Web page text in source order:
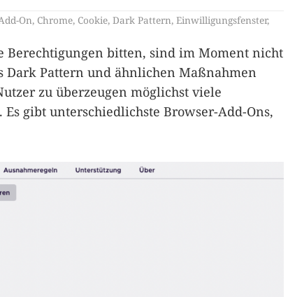
On, Chrome, Cookie, Dark Pattern, Einwilligungsfenster,
Berechtigungen bitten, sind im Moment nicht
Dark Pattern und ähnlichen Maßnahmen
zu überzeugen möglichst viele
gibt unterschiedlichste Browser-Add-Ons,